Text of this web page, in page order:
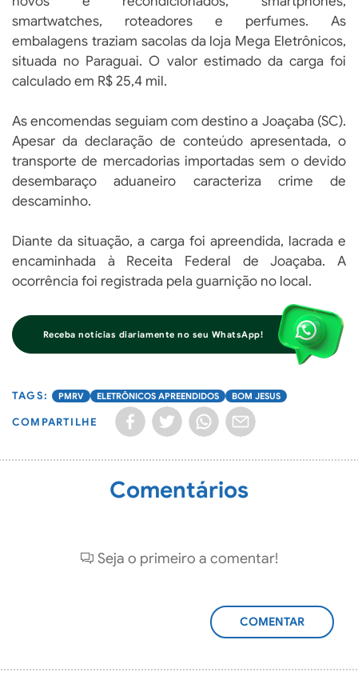
smartwatches, roteadores e perfumes. As
embalagens traziam sacolas da loja Mega Eletrônicos,
situada no Paraguai. O valor estimado da carga foi
calculado em R$ 25,4 mil.
As encomendas seguiam com destino a Joaçaba (SC).
Apesar da declaração de conteúdo apresentada, o
transporte de mercadorias importadas sem o devido
desembaraço aduaneiro caracteriza crime de
descaminho.
Diante da situação, a carga foi apreendida, lacrada e
encaminhada à Receita Federal de Joaçaba. A
ocorrência foi registrada pela guarnição no local.
Receba notícias diariamente no seu WhatsApp!
PMRV ELETRÔNICOS APREENDIDOS BOM JESUS
COMPARTILHE
Comentários
Seja o primeiro a comentar!
ADICIONAR